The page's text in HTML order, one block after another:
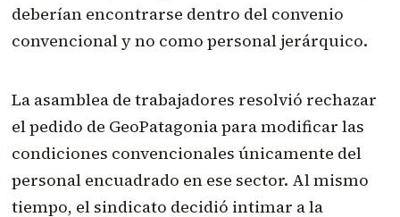
deberían encontrarse dentro del convenio
convencional y no como personal jerárquico.
La asamblea de trabajadores resolvió rechazar
el pedido de GeoPatagonia para modificar las
condiciones convencionales únicamente del
personal encuadrado en ese sector. Al mismo
tiempo, el sindicato decidió intimar a la